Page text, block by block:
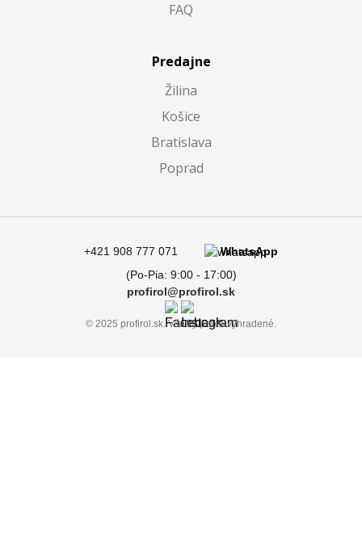
FAQ
Predajne
Žilina
Košice
Bratislava
Poprad
© 2025 profirol.sk. Všetky práva vyhradené.
+421 908 777 071
(Po-Pia: 9:00 - 17:00)
WhatsApp
profirol@profirol.sk